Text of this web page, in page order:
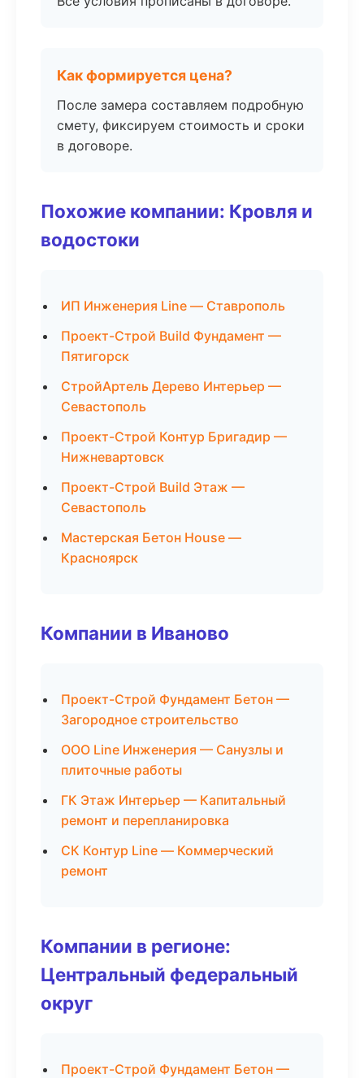
Как формируется цена?
После замера составляем подробную
смету, фиксируем стоимость и сроки
в договоре.
Похожие компании: Кровля и
водостоки
ИП Инженерия Line — Ставрополь
Проект-Строй Build Фундамент —
Пятигорск
СтройАртель Дерево Интерьер —
Севастополь
Проект-Строй Контур Бригадир —
Нижневартовск
Проект-Строй Build Этаж —
Севастополь
Мастерская Бетон House —
Красноярск
Компании в Иваново
Проект-Строй Фундамент Бетон —
Загородное строительство
ООО Line Инженерия — Санузлы и
плиточные работы
ГК Этаж Интерьер — Капитальный
ремонт и перепланировка
СК Контур Line — Коммерческий
ремонт
Компании в регионе:
Центральный федеральный
округ
Проект-Строй Фундамент Бетон —